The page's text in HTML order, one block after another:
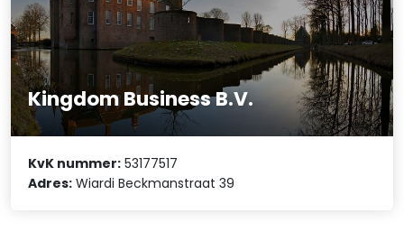
Kingdom Business B.V.
KvK nummer: 53177517
Adres: Wiardi Beckmanstraat 39